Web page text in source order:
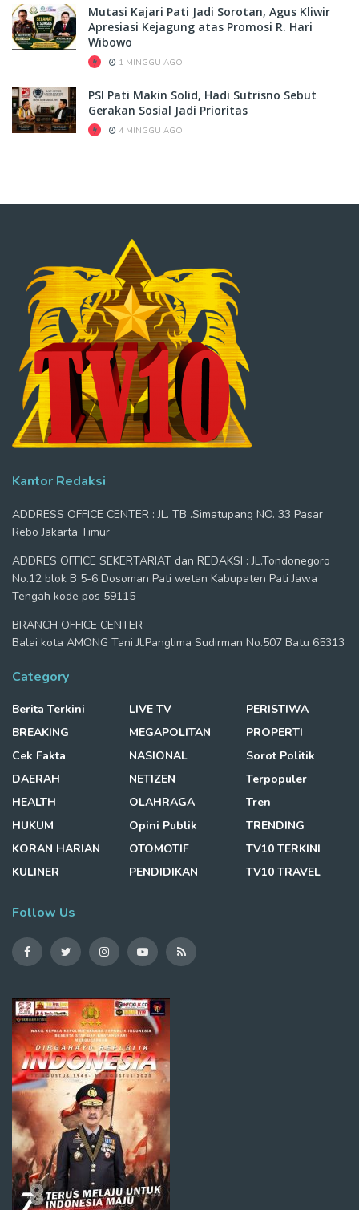
Mutasi Kajari Pati Jadi Sorotan, Agus Kliwir
Apresiasi Kejagung atas Promosi R. Hari
Wibowo
1 MINGGU AGO
PSI Pati Makin Solid, Hadi Sutrisno Sebut
Gerakan Sosial Jadi Prioritas
4 MINGGU AGO
Kantor Redaksi
ADDRESS OFFICE CENTER : JL. TB .Simatupang NO. 33 Pasar
Rebo Jakarta Timur
ADDRES OFFICE SEKERTARIAT dan REDAKSI : JL.Tondonegoro
No.12 blok B 5-6 Dosoman Pati wetan Kabupaten Pati Jawa
Tengah kode pos 59115
BRANCH OFFICE CENTER
Balai kota AMONG Tani Jl.Panglima Sudirman No.507 Batu 65313
Category
Berita Terkini
BREAKING
Cek Fakta
DAERAH
HEALTH
HUKUM
KORAN HARIAN
KULINER
LIVE TV
MEGAPOLITAN
NASIONAL
NETIZEN
OLAHRAGA
Opini Publik
OTOMOTIF
PENDIDIKAN
PERISTIWA
PROPERTI
Sorot Politik
Terpopuler
Tren
TRENDING
TV10 TERKINI
TV10 TRAVEL
Follow Us